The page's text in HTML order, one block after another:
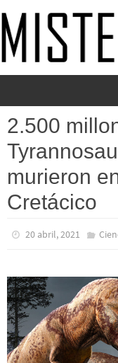
al
contenido
2.500
murieron
Cretácico
20 abril, 2021